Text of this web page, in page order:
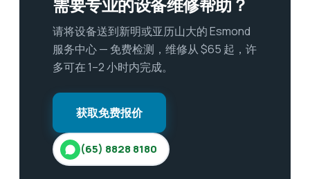
需要专业的设备维修帮助？
请将设备送到新明或亚历山大的 Esmond
服务中心 — 免费检测，维修从 $65 起，许
多可在 1–2 小时内完成。
获取免费报价
(65) 8828 8180